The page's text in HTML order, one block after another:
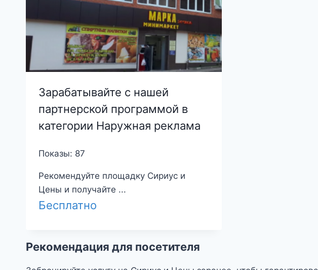
Зарабатывайте с нашей
партнерской программой в
категории Наружная реклама
Показы: 87
Рекомендуйте площадку Сириус и
Цены и получайте ...
Бесплатно
Рекомендация для посетителя